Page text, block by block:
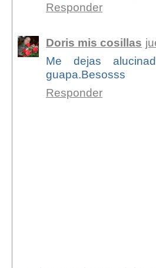
Responder
Doris mis cosillas
Me dejas
guapa.Besosss
Responder